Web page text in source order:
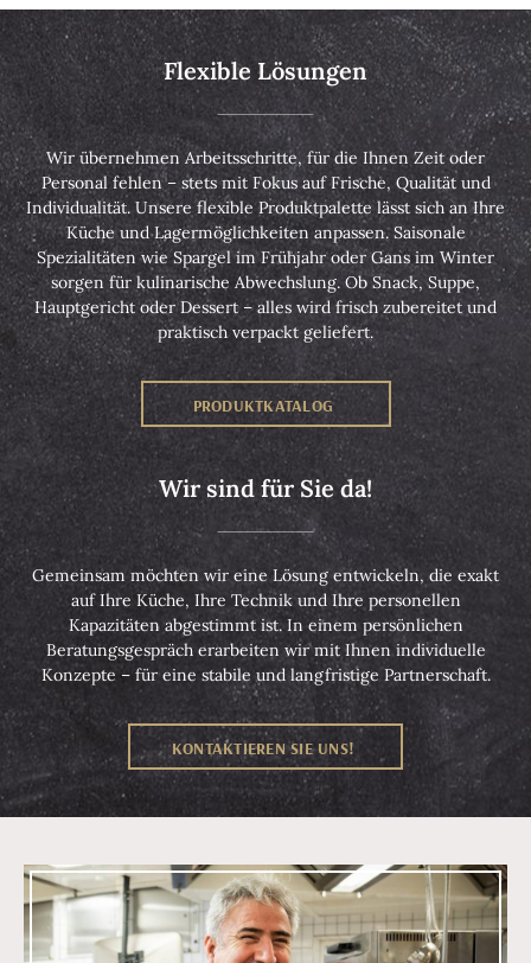
Flexible Lösungen
Wir übernehmen Arbeitsschritte, für die Ihnen Zeit oder
Personal fehlen – stets mit Fokus auf Frische, Qualität und
Individualität. Unsere flexible Produktpalette lässt sich an Ihre
Küche und Lagermöglichkeiten anpassen. Saisonale
Spezialitäten wie Spargel im Frühjahr oder Gans im Winter
sorgen für kulinarische Abwechslung. Ob Snack, Suppe,
Hauptgericht oder Dessert – alles wird frisch zubereitet und
praktisch verpackt geliefert.
PRODUKTKATALOG
Wir sind für Sie da!
Gemeinsam möchten wir eine Lösung entwickeln, die exakt
auf Ihre Küche, Ihre Technik und Ihre personellen
Kapazitäten abgestimmt ist. In einem persönlichen
Beratungsgespräch erarbeiten wir mit Ihnen individuelle
Konzepte – für eine stabile und langfristige Partnerschaft.
KONTAKTIEREN SIE UNS!